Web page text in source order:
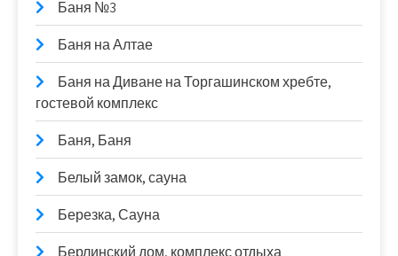
Баня №3
Баня на Алтае
Баня на Диване на Торгашинском хребте,
гостевой комплекс
Баня, Баня
Белый замок, сауна
Березка, Сауна